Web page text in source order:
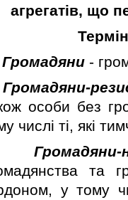
агрегатiв, що
Громадяни -
Громадяни-
особи без
числi тi, якi
Громадяни-
та
у тому